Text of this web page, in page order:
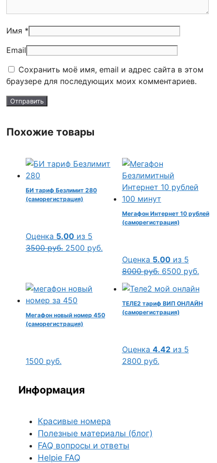
Имя *
Email
Сохранить моё имя, email и адрес сайта в этом
браузере для последующих моих комментариев.
Похожие товары
БИ тариф Безлимит 280
(саморегистрация)
Оценка 5.00 из 5
3500руб. Первоначальная
2500 руб.
2500 руб..
Мегафон Интернет 10 рублей
(саморегистрация)
Оценка 5.00из 5
8000руб.
составляла
8000 руб..
6500 руб.
Мегафон новый номер 450
(саморегистрация)
1500 руб.
ТЕЛЕ2 тариф ВИП ОНЛАЙН
(саморегистрация)
Оценка 4.42из 5
2800 руб.
Информация
Красивые номера
Полезные материалы (блог)
FAQ вопросы и ответы
Helpie FAQ